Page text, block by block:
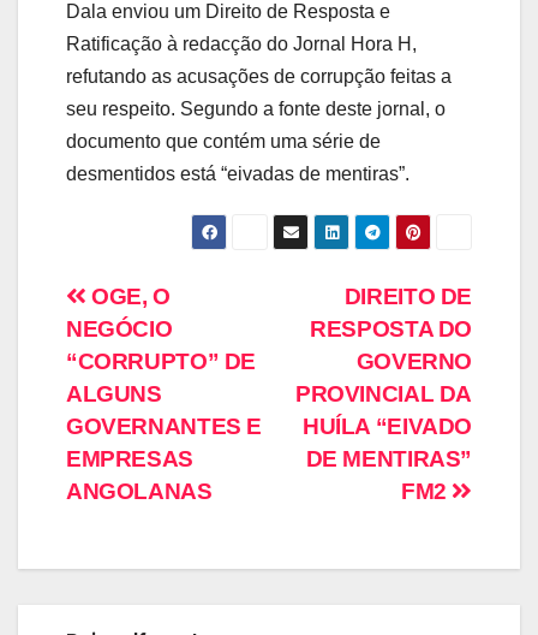
Dala enviou um Direito de Resposta e
Ratificação à redacção do Jornal Hora H,
refutando as acusações de corrupção feitas a
seu respeito. Segundo a fonte deste jornal, o
documento que contém uma série de
desmentidos está “eivadas de mentiras”.
DIREITO DE
RESPOSTA DO
GOVERNO
PROVINCIAL DA
HUÍLA “EIVADO
DE MENTIRAS”
FM2
OGE, O
NEGÓCIO
“CORRUPTO” DE
ALGUNS
GOVERNANTES E
EMPRESAS
ANGOLANAS